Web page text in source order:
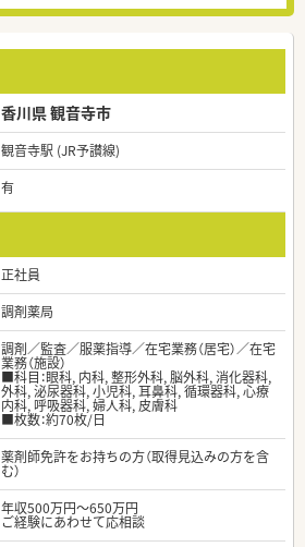
香川県 観音寺市
観音寺駅 (JR予讃線)
有
正社員
調剤薬局
調剤／監査／服薬指導／在宅業務（居宅）／在宅
業務（施設）
■科目：眼科, 内科, 整形外科, 脳外科, 消化器科,
外科, 泌尿器科, 小児科, 耳鼻科, 循環器科, 心療
内科, 呼吸器科, 婦人科, 皮膚科
■枚数：約70枚/日
薬剤師免許をお持ちの方（取得見込みの方を含
む）
年収500万円～650万円
ご経験にあわせて応相談